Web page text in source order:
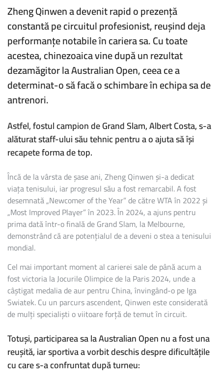
QINWEN
ÎL
ADAUGĂ
PE
ALBERT
COSTA
ÎN
ECHIPA
SA
DE
ANTRENORI
DE
LA
AUSTRALIAN
Zheng Qinwen a devenit rapid o prezență
constantă pe circuitul profesionist, reușind deja
performanțe notabile în cariera sa. Cu toate
acestea, chinezoaica vine după un rezultat
dezamăgitor la Australian Open, ceea ce a
determinat-o să facă o schimbare în echipa sa de
antrenori.
Astfel, fostul campion de Grand Slam, Albert Costa, s-a
alăturat staff-ului său tehnic pentru a o ajuta să își
recapete forma de top.
Încă de la vârsta de șase ani, Zheng Qinwen și-a dedicat
viața tenisului, iar progresul său a fost remarcabil. A fost
desemnată „Newcomer of the Year” de către WTA în 2022 și
„Most Improved Player” în 2023. În 2024, a ajuns pentru
prima dată într-o finală de Grand Slam, la Melbourne,
demonstrând că are potențialul de a deveni o stea a tenisului
mondial.
Cel mai important moment al carierei sale de până acum a
fost victoria la Jocurile Olimpice de la Paris 2024, unde a
câștigat medalia de aur pentru China, învingând-o pe Iga
Swiatek. Cu un parcurs ascendent, Qinwen este considerată
de mulți specialiști o viitoare forță de temut în circuit.
Totuși, participarea sa la Australian Open nu a fost una
reușită, iar sportiva a vorbit deschis despre dificultățile
cu care s-a confruntat după turneu: